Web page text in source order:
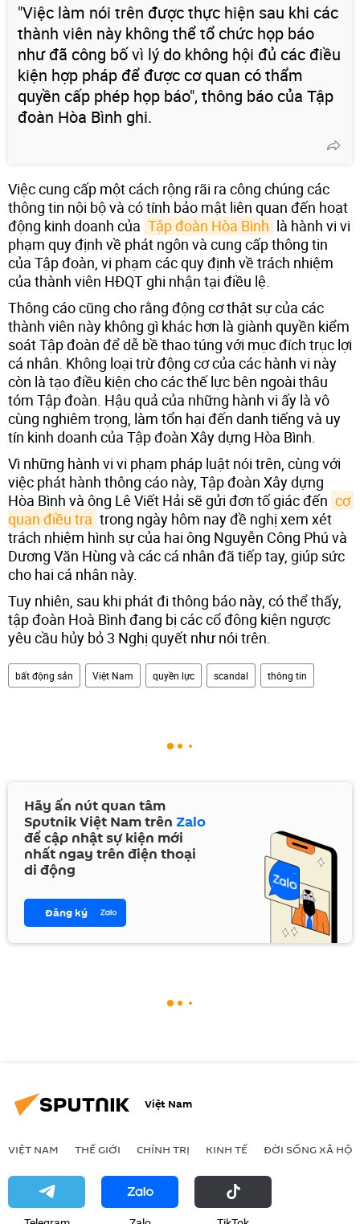
"Việc làm nói trên được thực hiện sau khi các
thành viên này không thể tổ chức họp báo
như đã công bố vì lý do không hội đủ các điều
kiện hợp pháp để được cơ quan có thẩm
quyền cấp phép họp báo", thông báo của Tập
đoàn Hòa Bình ghi.
Việc cung cấp một cách rộng rãi ra công chúng các
thông tin nội bộ và có tính bảo mật liên quan đến hoạt
động kinh doanh của Tập đoàn Hòa Bình là hành vi vi
phạm quy định về phát ngôn và cung cấp thông tin
của Tập đoàn, vi phạm các quy định về trách nhiệm
của thành viên HĐQT ghi nhận tại điều lệ.
Thông cáo cũng cho rằng động cơ thật sự của các
thành viên này không gì khác hơn là giành quyền kiểm
soát Tập đoàn để dễ bề thao túng với mục đích trục lợi
cá nhân. Không loại trừ động cơ của các hành vi này
còn là tạo điều kiện cho các thế lực bên ngoài thâu
tóm Tập đoàn. Hậu quả của những hành vi ấy là vô
cùng nghiêm trọng, làm tổn hại đến danh tiếng và uy
tín kinh doanh của Tập đoàn Xây dựng Hòa Bình.
Vì những hành vi vi phạm pháp luật nói trên, cùng với
việc phát hành thông cáo này, Tập đoàn Xây dựng
Hòa Bình và ông Lê Viết Hải sẽ gửi đơn tố giác đến cơ
quan điều tra trong ngày hôm nay đề nghị xem xét
trách nhiệm hình sự của hai ông Nguyễn Công Phú và
Dương Văn Hùng và các cá nhân đã tiếp tay, giúp sức
cho hai cá nhân này.
Tuy nhiên, sau khi phát đi thông báo này, có thể thấy,
tập đoàn Hoà Bình đang bị các cổ đông kiện ngược
yêu cầu hủy bỏ 3 Nghị quyết như nói trên.
bất động sản Việt Nam quyền lực scandal thông tin
Hãy ấn nút quan tâm
Sputnik Việt Nam trên Zalo
để cập nhật sự kiện mới
nhất ngay trên điện thoại
di động
Đăng ký
Việt Nam
VIỆT NAM THẾ GIỚI CHÍNH TRỊ KINH TẾ ĐỜI SỐNG XÃ HỘI